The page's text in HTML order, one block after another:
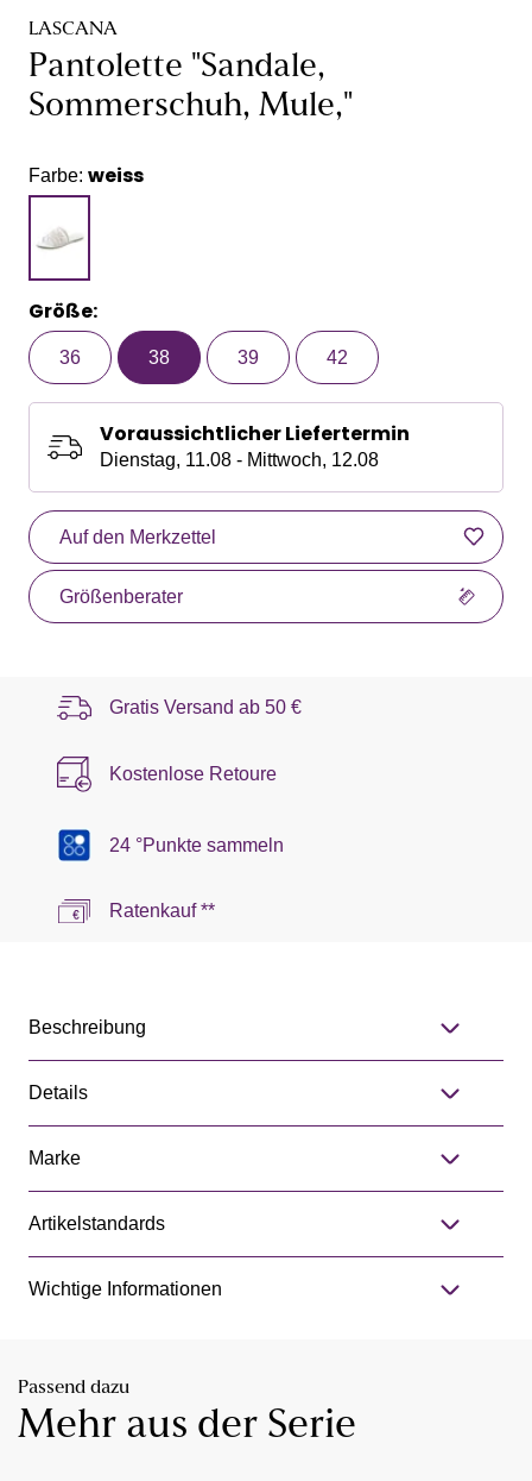
LASCANA
Pantolette "Sandale,
Sommerschuh, Mule,"
Farbe: weiss
Größe:
36 38 39 42
Voraussichtlicher Liefertermin
Dienstag, 11.08 - Mittwoch, 12.08
Auf den Merkzettel
Größenberater
Gratis Versand ab 50 €
Kostenlose Retoure
24 °Punkte sammeln
Ratenkauf **
Beschreibung
Details
Marke
Artikelstandards
Wichtige Informationen
Passend dazu
Mehr aus der Serie